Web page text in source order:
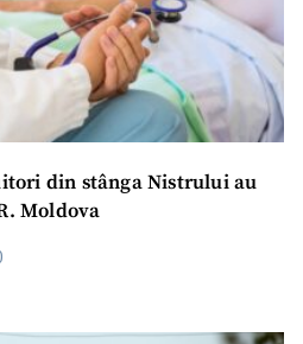
din stânga Nistrului au
Moldova